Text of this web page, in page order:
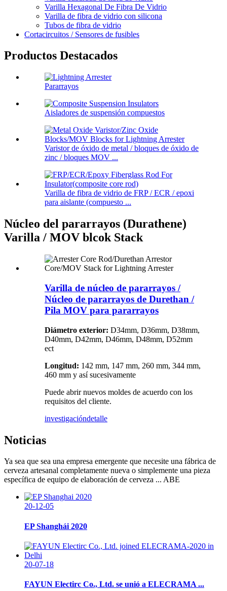
Varilla Hexagonal De Fibra De Vidrio
Varilla de fibra de vidrio con silicona
Tubos de fibra de vidrio
Cortacircuitos / Sensores de fusibles
Productos Destacados
Pararrayos
Aisladores de suspensión compuestos
Varistor de óxido de metal / bloques de óxido de
zinc / bloques MOV ...
Varilla de fibra de vidrio de FRP / ECR / epoxi
para aislante (compuesto ...
Núcleo del pararrayos (Durathene)
Varilla / MOV blcok Stack
Varilla de núcleo de pararrayos /
Núcleo de pararrayos de Durethan /
Pila MOV para pararrayos
Diámetro exterior: D34mm, D36mm, D38mm,
D40mm, D42mm, D46mm, D48mm, D52mm
ect
Longitud: 142 mm, 147 mm, 260 mm, 344 mm,
460 mm y así sucesivamente
Puede abrir nuevos moldes de acuerdo con los
requisitos del cliente.
investigacióndetalle
Noticias
Ya sea que sea una empresa emergente que necesite una fábrica de
cerveza artesanal completamente nueva o simplemente una pieza
específica de equipo de elaboración de cerveza ... ABE
20-12-05
EP Shanghái 2020
20-07-18
FAYUN Electirc Co., Ltd. se unió a ELECRAMA ...